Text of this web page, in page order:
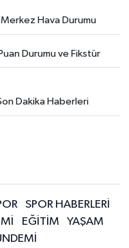
Merkez Hava Durumu
Durumu ve Fikstür
Dakika Haberleri
SPOR HABERLERİ
EĞİTİM
YAŞAM